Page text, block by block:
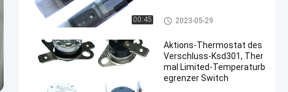
00:45 Schutz des Thermal 17AM
2023-05-29
Aktions-Thermostat des
Verschluss-Ksd301, Ther
mal Limited-Temperaturb
egrenzer Switch